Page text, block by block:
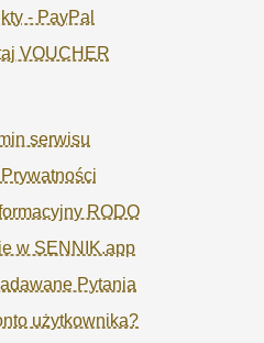
- PayPal
VOUCHER
serwisu
RODO
w SENNIK.app
Pytania
użytkownika?